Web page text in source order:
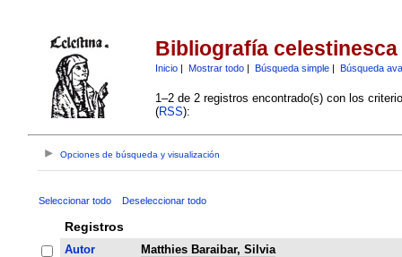
Bibliografía celestinesca
Inicio| Mostrar todo| Búsqueda simple| Búsqueda
1–2 de 2 registros encontrado(s) con los
(RSS):
Opciones de búsqueda y visualización
Seleccionar todo Deseleccionar todo
Registros
Autor
Matthies Baraibar, Silvia